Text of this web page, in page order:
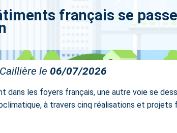
français se
le 06/07/2026
les foyers français, une autre voie se
à travers cinq réalisations et projets